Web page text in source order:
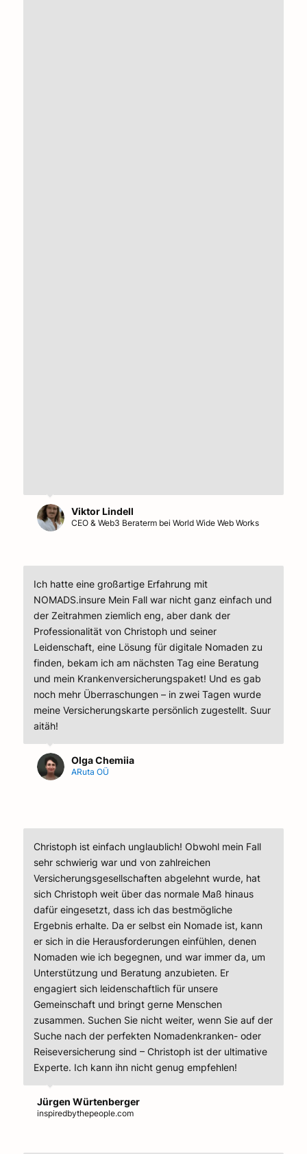
Viktor Lindell
CEO & Web3 Beraterm bei World Wide Web Works
Ich hatte eine großartige Erfahrung mit
NOMADS.insure Mein Fall war nicht ganz einfach und
der Zeitrahmen ziemlich eng, aber dank der
Professionalität von Christoph und seiner
Leidenschaft, eine Lösung für digitale Nomaden zu
finden, bekam ich am nächsten Tag eine Beratung
und mein Krankenversicherungspaket! Und es gab
noch mehr Überraschungen – in zwei Tagen wurde
meine Versicherungskarte persönlich zugestellt. Suur
aitäh!
Olga Chemiia
ARuta OÜ
Christoph ist einfach unglaublich! Obwohl mein Fall
sehr schwierig war und von zahlreichen
Versicherungsgesellschaften abgelehnt wurde, hat
sich Christoph weit über das normale Maß hinaus
dafür eingesetzt, dass ich das bestmögliche
Ergebnis erhalte. Da er selbst ein Nomade ist, kann
er sich in die Herausforderungen einfühlen, denen
Nomaden wie ich begegnen, und war immer da, um
Unterstützung und Beratung anzubieten. Er
engagiert sich leidenschaftlich für unsere
Gemeinschaft und bringt gerne Menschen
zusammen. Suchen Sie nicht weiter, wenn Sie auf der
Suche nach der perfekten Nomadenkranken- oder
Reiseversicherung sind – Christoph ist der ultimative
Experte. Ich kann ihn nicht genug empfehlen!
Jürgen Würtenberger
inspiredbythepeople.com